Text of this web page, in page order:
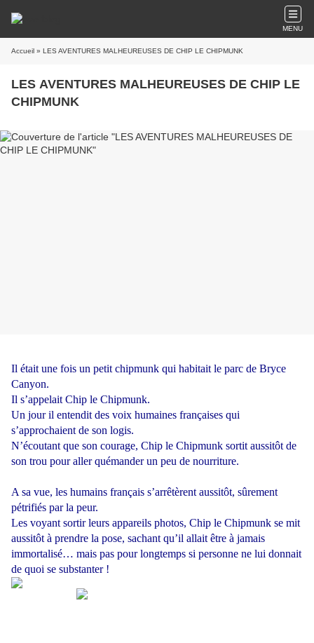
MENU
Accueil » LES AVENTURES MALHEUREUSES DE CHIP LE CHIPMUNK
LES AVENTURES MALHEUREUSES DE CHIP LE
CHIPMUNK
Il était une fois un petit chipmunk qui habitait le parc de Bryce
Canyon.
Il s’appelait Chip le Chipmunk.
Un jour il entendit des voix humaines françaises qui
s’approchaient de son logis.
N’écoutant que son courage, Chip le Chipmunk sortit aussitôt de
son trou pour aller quémander un peu de nourriture.
A sa vue, les humains français s’arrêtèrent aussitôt, sûrement
pétrifiés par la peur.
Les voyant sortir leurs appareils photos, Chip le Chipmunk se mit
aussitôt à prendre la pose, sachant qu’il allait être à jamais
immortalisé… mais pas pour longtemps si personne ne lui donnait
de quoi se substanter !